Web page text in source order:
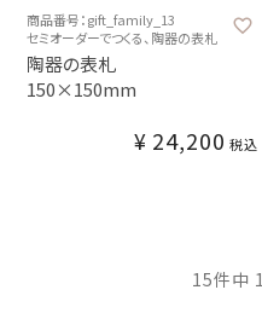
商品番号：gift_family_13
セミオーダーでつくる、陶器の表札
陶器の表札
150×150mm
¥ 24,200 税込
15件中 1